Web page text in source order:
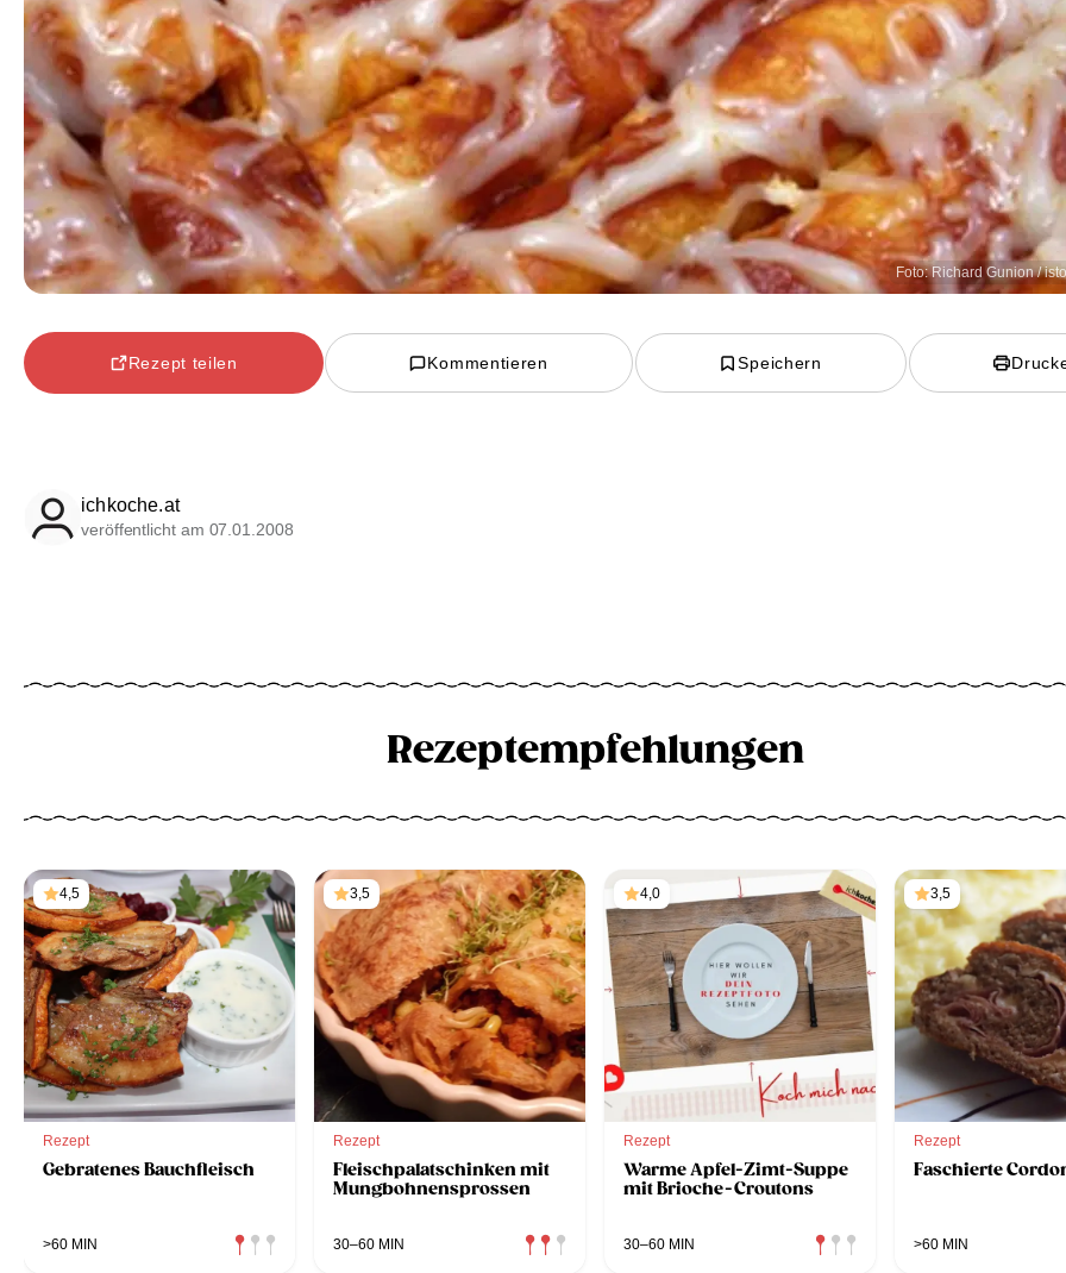
Foto: Richard Gunion /
Rezept teilen Kommentieren Speichern
ichkoche.at
veröffentlicht am 07.01.2008
Rezeptempfehlungen
4,5
Rezept
Gebratenes Bauchfleisch
>60 MIN
3,5
Rezept
Fleischpalatschinken mit
Mungbohnensprossen
30–60 MIN
4,0
Rezept
Warme Apfel-Zimt-Suppe
mit Brioche-Croutons
30–60 MIN
3,5
Rezept
Faschierte
>60 MIN